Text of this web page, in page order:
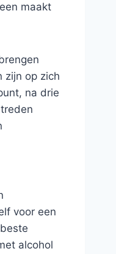
maakt
zijn op zich
na drie
voor een
alcohol